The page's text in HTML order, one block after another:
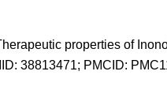
properties of
38813471; PMCID: